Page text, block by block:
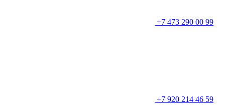
+7 473 290 00 99
+7 920 214 46 59